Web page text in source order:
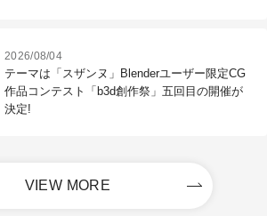
2026/08/04
テーマは「スザンヌ」Blenderユーザー限定CG
作品コンテスト「b3d創作祭」五回目の開催が
決定!
VIEW MORE